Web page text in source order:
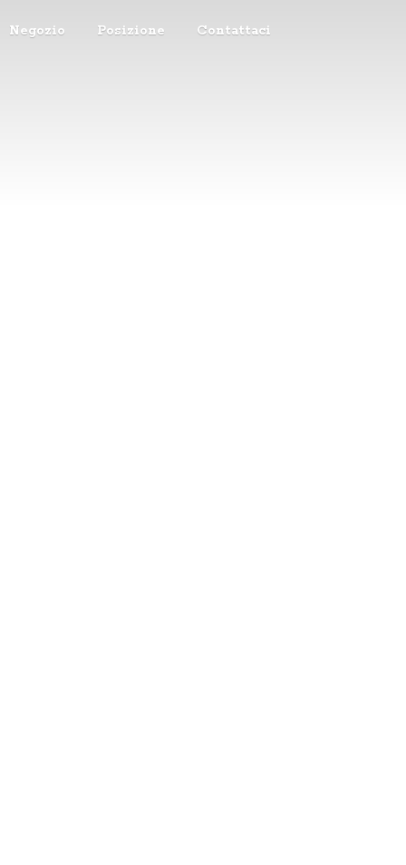
Negozio Posizione Contattaci